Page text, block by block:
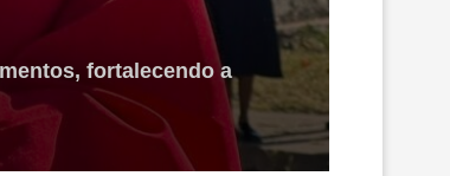
fortalecendo a